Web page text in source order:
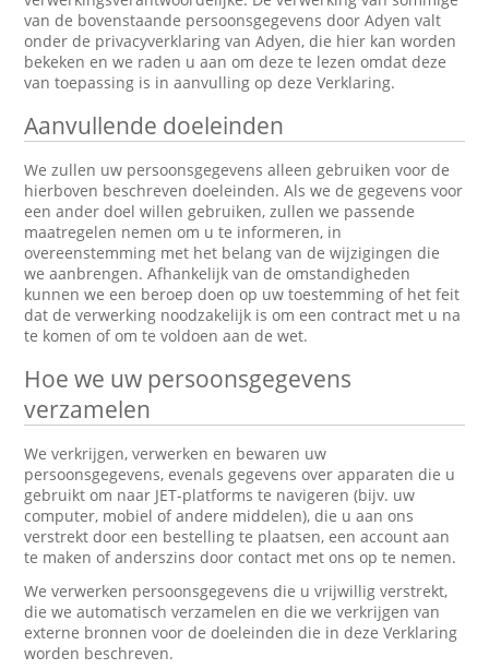
van de bovenstaande persoonsgegevens door Adyen valt
onder de privacyverklaring van Adyen, die hier kan worden
bekeken en we raden u aan om deze te lezen omdat deze
van toepassing is in aanvulling op deze Verklaring.
Aanvullende doeleinden
We zullen uw persoonsgegevens alleen gebruiken voor de
hierboven beschreven doeleinden. Als we de gegevens voor
een ander doel willen gebruiken, zullen we passende
maatregelen nemen om u te informeren, in
overeenstemming met het belang van de wijzigingen die
we aanbrengen. Afhankelijk van de omstandigheden
kunnen we een beroep doen op uw toestemming of het feit
dat de verwerking noodzakelijk is om een contract met u na
te komen of om te voldoen aan de wet.
Hoe we uw persoonsgegevens
verzamelen
We verkrijgen, verwerken en bewaren uw
persoonsgegevens, evenals gegevens over apparaten die u
gebruikt om naar JET-platforms te navigeren (bijv. uw
computer, mobiel of andere middelen), die u aan ons
verstrekt door een bestelling te plaatsen, een account aan
te maken of anderszins door contact met ons op te nemen.
We verwerken persoonsgegevens die u vrijwillig verstrekt,
die we automatisch verzamelen en die we verkrijgen van
externe bronnen voor de doeleinden die in deze Verklaring
worden beschreven.